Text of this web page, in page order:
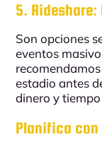
5.
Son opciones
eventos
estadio antes
dinero y
Planifica